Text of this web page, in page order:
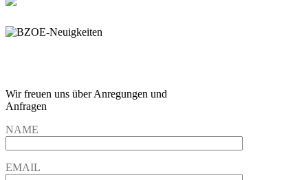
Wir freuen uns über Anregungen und
Anfragen
NAME
EMAIL